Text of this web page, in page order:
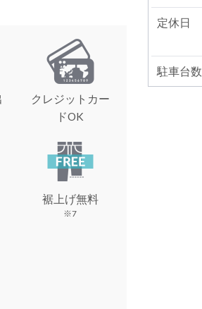
クレジットカー
ドOK
裾上げ無料
※7
定休日
駐車台数